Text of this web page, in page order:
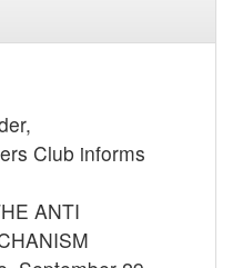
Club informs
ANTI